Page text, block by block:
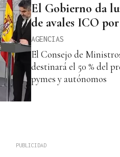
El Gobierno da
de avales ICO
AGENCIAS
El Consejo de
destinará el 50 % del
pymes y autónomos